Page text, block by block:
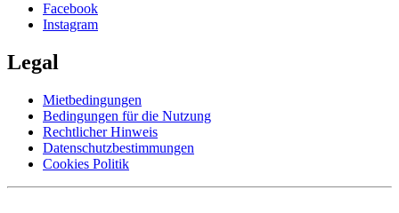
Facebook
Instagram
Legal
Mietbedingungen
Bedingungen für die Nutzung
Rechtlicher Hinweis
Datenschutzbestimmungen
Cookies Politik